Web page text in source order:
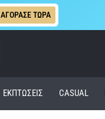
ΑΓΟΡΑΣΕ ΤΩΡΑ
ΕΚΠΤΩΣΕΙΣ CASUAL